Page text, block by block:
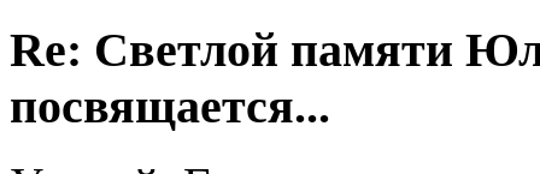
Re: Светлой памяти
посвящается...